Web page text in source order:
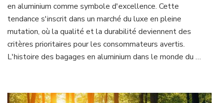
en aluminium comme symbole d'excellence. Cette
tendance s'inscrit dans un marché du luxe en pleine
mutation, où la qualité et la durabilité deviennent des
critères prioritaires pour les consommateurs avertis.
L'histoire des bagages en aluminium dans le monde du …